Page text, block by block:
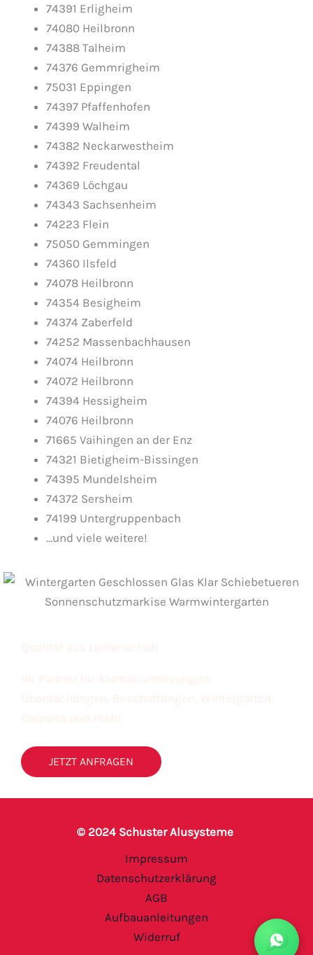
74391 Erligheim
74080 Heilbronn
74388 Talheim
74376 Gemmrigheim
75031 Eppingen
74397 Pfaffenhofen
74399 Walheim
74382 Neckarwestheim
74392 Freudental
74369 Löchgau
74343 Sachsenheim
74223 Flein
75050 Gemmingen
74360 Ilsfeld
74078 Heilbronn
74354 Besigheim
74374 Zaberfeld
74252 Massenbachhausen
74074 Heilbronn
74072 Heilbronn
74394 Hessigheim
74076 Heilbronn
71665 Vaihingen an der Enz
74321 Bietigheim-Bissingen
74395 Mundelsheim
74372 Sersheim
74199 Untergruppenbach
…und viele weitere!
Qualität aus Leidenschaft
Ihr Partner für Aluminiumlösungen:
Überdachungen, Beschattungen, Wintergärten,
Carports und mehr.
JETZT ANFRAGEN
© 2024 Schuster Alusysteme
Impressum
Datenschutzerklärung
AGB
Aufbauanleitungen
Widerruf